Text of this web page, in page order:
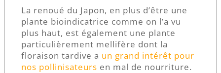
La renoué du Japon, en plus d’être une
plante bioindicatrice comme on l’a vu
plus haut, est également une plante
particulièrement mellifère dont la
floraison tardive a un grand intérêt pour
nos pollinisateurs en mal de nourriture.